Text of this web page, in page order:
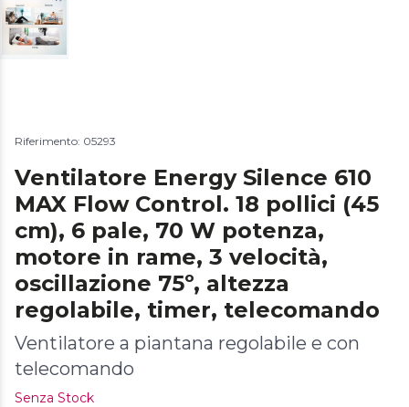
Riferimento: 05293
Ventilatore Energy Silence 610
MAX Flow Control. 18 pollici (45
cm), 6 pale, 70 W potenza,
motore in rame, 3 velocità,
oscillazione 75º, altezza
regolabile, timer, telecomando
Ventilatore a piantana regolabile e con
telecomando
Senza Stock